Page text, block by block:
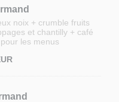
noix + crumble fruits
et chantilly + café
les menus